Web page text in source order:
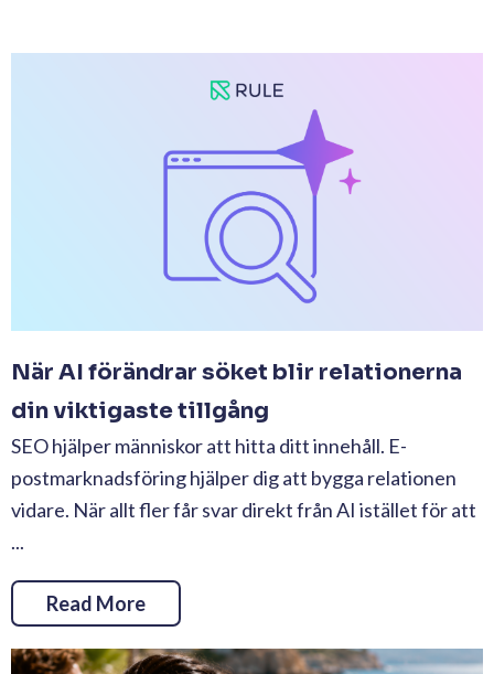
När AI förändrar söket blir relationerna
din viktigaste tillgång
SEO hjälper människor att hitta ditt innehåll. E-
postmarknadsföring hjälper dig att bygga relationen
vidare. När allt fler får svar direkt från AI istället för att
...
Read More